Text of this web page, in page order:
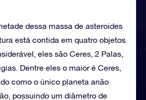
dessa massa de asteroides
está contida em quatro objetos
eles são Ceres, 2 Palas,
Dentre eles o maior é Ceres,
como o único planeta anão
possuindo um diâmetro de